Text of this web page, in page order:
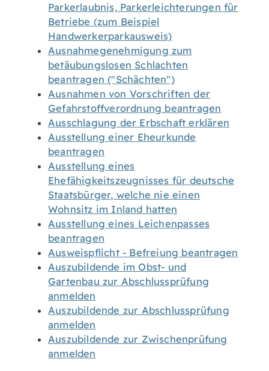
Parkerlaubnis, Parkerleichterungen für
Betriebe (zum Beispiel
Handwerkerparkausweis)
Ausnahmegenehmigung zum
betäubungslosen Schlachten
beantragen ("Schächten")
Ausnahmen von Vorschriften der
Gefahrstoffverordnung beantragen
Ausschlagung der Erbschaft erklären
Ausstellung einer Eheurkunde
beantragen
Ausstellung eines
Ehefähigkeitszeugnisses für deutsche
Staatsbürger, welche nie einen
Wohnsitz im Inland hatten
Ausstellung eines Leichenpasses
beantragen
Ausweispflicht - Befreiung beantragen
Auszubildende im Obst- und
Gartenbau zur Abschlussprüfung
anmelden
Auszubildende zur Abschlussprüfung
anmelden
Auszubildende zur Zwischenprüfung
anmelden